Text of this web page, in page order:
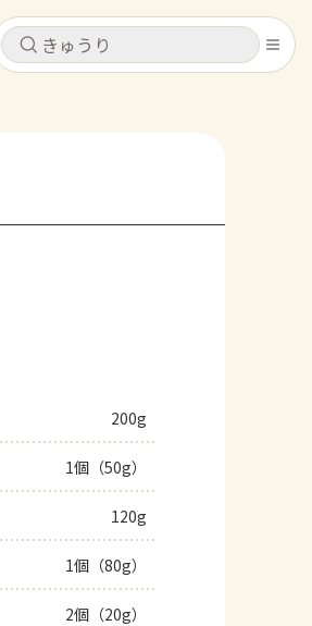
キャンセル
よくあるお問い合わせ
買い物
キャンセル
200g
1個（50g）
120g
1個（80g）
2個（20g）